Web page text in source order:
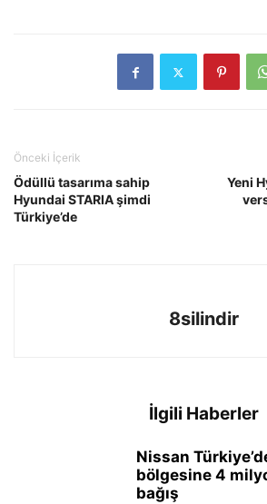
Önceki İçerik
Ödüllü tasarıma sahip
Hyundai STARIA şimdi
Türkiye’de
Yeni
8silindir
İlgili Haberler
Nissan
bölgesine 4
bağış